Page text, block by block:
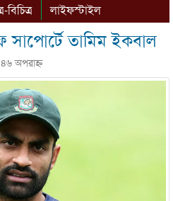
বিচিত্র লাইফস্টাইল
সাপোর্টে তামিম ইকবাল
অপরাহ্ণ